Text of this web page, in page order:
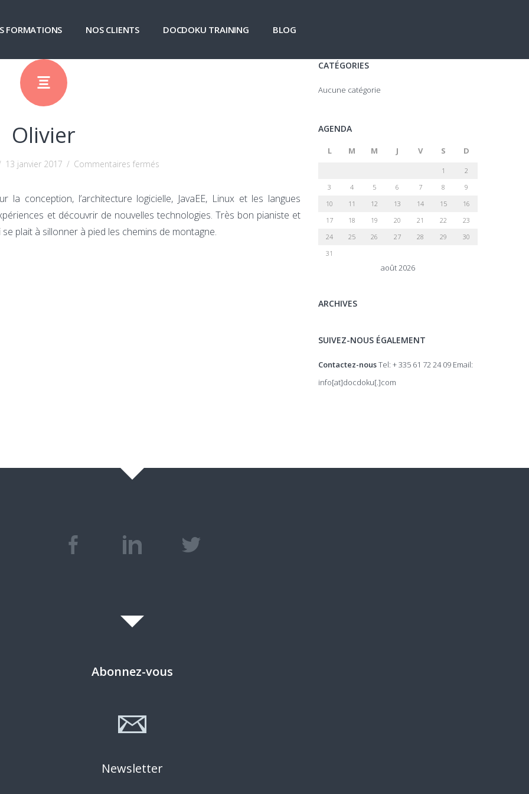
FORMATIONS NOS CLIENTS DOCDOKU TRAINING BLOG
Olivier
13 janvier 2017 / Commentaires fermés
conception, l’architecture logicielle, JavaEE, Linux et les langues
et découvrir de nouvelles technologies. Très bon pianiste et
plait à sillonner à pied les chemins de montagne.
CATÉGORIES
Aucune catégorie
AGENDA
août 2026
L M M J V S D
1
2
3
4 5 6 7 8
9
10
11 12 13 14 15
16
17
18 19 20 21 22
23
24
25 26 27 28 29
30
31
ARCHIVES
SUIVEZ-NOUS ÉGALEMENT
Contactez-nousTel: + 335 61 72 24 09 Email:
info[at]docdoku[.]com
Abonnez-vous
Newsletter